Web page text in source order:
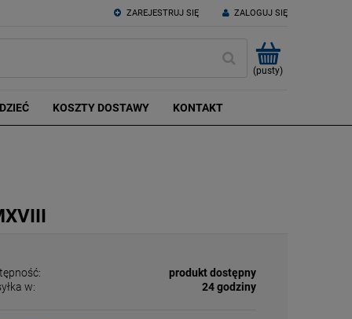
ZAREJESTRUJ SIĘ ZALOGUJ SIĘ
(pusty)
KOSZTY DOSTAWY KONTAKT
produkt dostępny
w:
24 godziny